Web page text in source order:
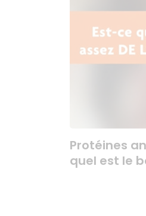
Protéines
quel est le